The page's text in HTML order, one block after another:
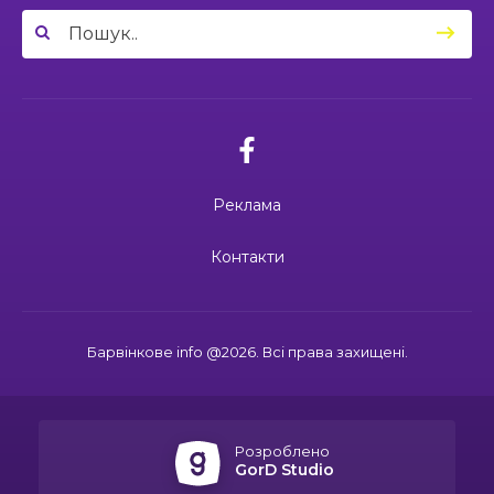
04:27
Барвінківського ліцею №1 пройшли фахове
Спільними зусиллями заради дітей: у
Барвінковому створили сучасний творчий
липня вшановуємо пам’ять Миколи
Поки звучить материнська молитва,
живе пам’ять
життя зупинився на цифрі 24
Барвінкове info @2026. Всі права захищені.
Реклама
Контакти
Розроблено
GorD Studio